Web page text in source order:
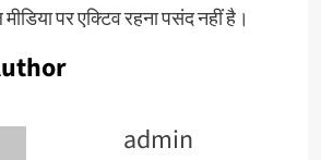
पर एक्टिव रहना पसंद नहीं है।
admin